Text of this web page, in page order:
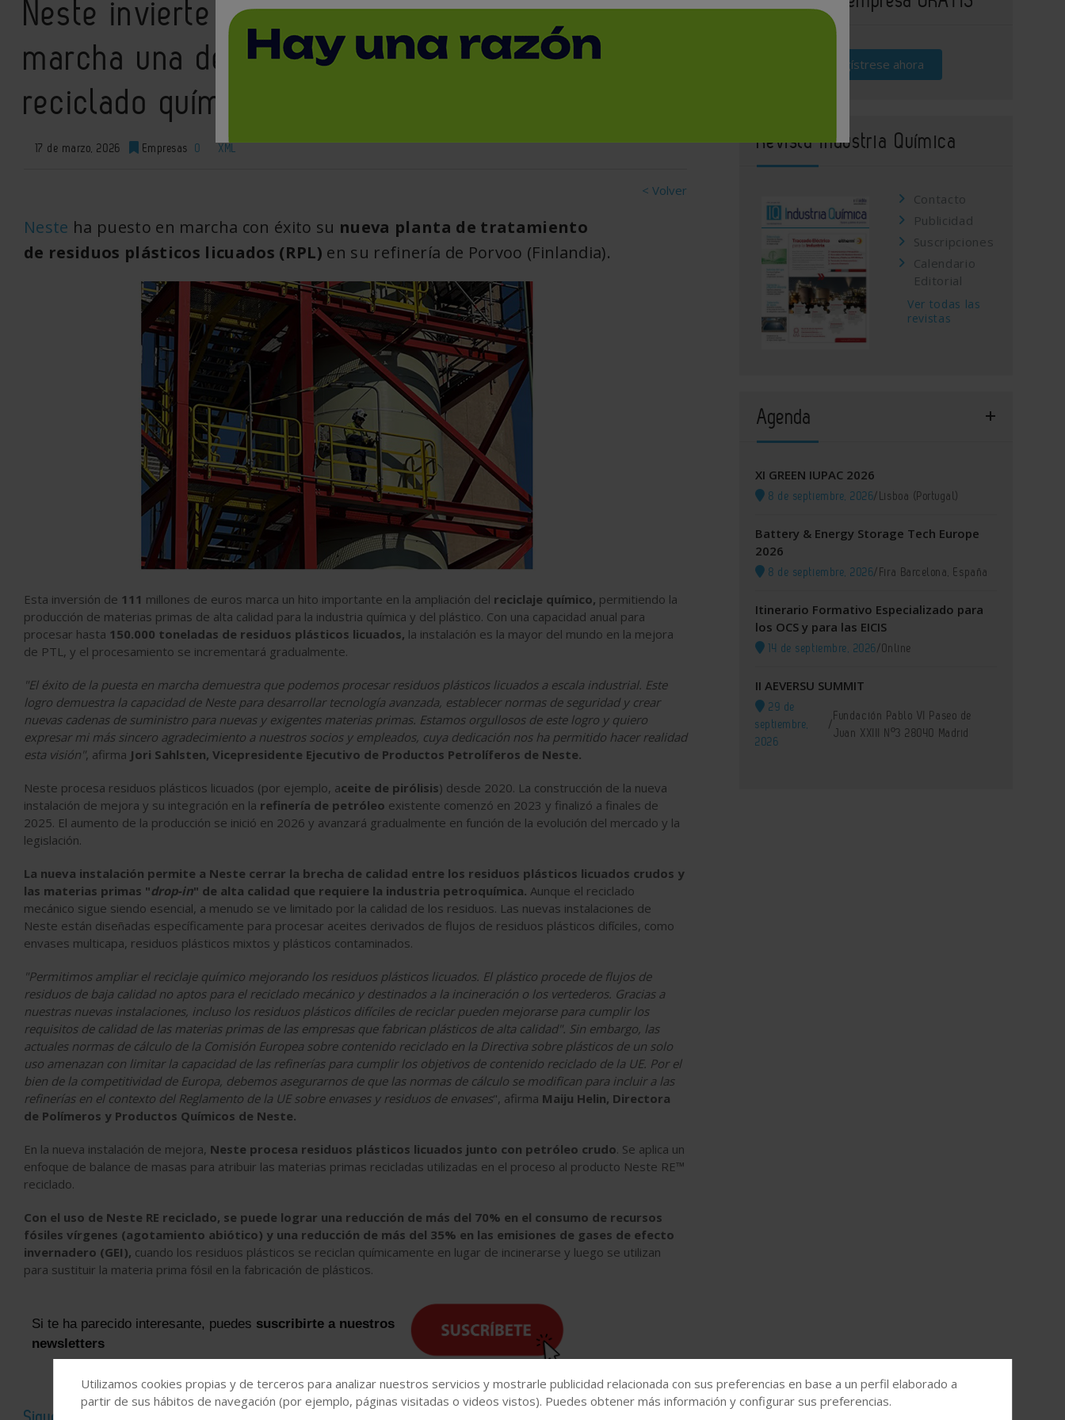
Neste invierte 111 millones para poner en
marcha una de las mayores plantas de
reciclado químico de plásticos del mundo
17 de marzo, 2026 Empresas 0 XML
< Volver
Neste ha puesto en marcha con éxito su nueva planta de tratamiento
de residuos plásticos licuados (RPL) en su refinería de Porvoo (Finlandia).
Esta inversión de 111 millones de euros marca un hito importante en la ampliación del reciclaje químico, permitiendo la
producción de materias primas de alta calidad para la industria química y del plástico. Con una capacidad anual para
procesar hasta 150.000 toneladas de residuos plásticos licuados, la instalación es la mayor del mundo en la mejora
de PTL, y el procesamiento se incrementará gradualmente.
"El éxito de la puesta en marcha demuestra que podemos procesar residuos plásticos licuados a escala industrial. Este
logro demuestra la capacidad de Neste para desarrollar tecnología avanzada, establecer normas de seguridad y crear
nuevas cadenas de suministro para nuevas y exigentes materias primas. Estamos orgullosos de este logro y quiero
expresar mi más sincero agradecimiento a nuestros socios y empleados, cuya dedicación nos ha permitido hacer realidad
esta visión", afirma Jori Sahlsten, Vicepresidente Ejecutivo de Productos Petrolíferos de Neste.
Neste procesa residuos plásticos licuados (por ejemplo, aceite de pirólisis) desde 2020. La construcción de la nueva
instalación de mejora y su integración en la refinería de petróleo existente comenzó en 2023 y finalizó a finales de
2025. El aumento de la producción se inició en 2026 y avanzará gradualmente en función de la evolución del mercado y la
legislación.
La nueva instalación permite a Neste cerrar la brecha de calidad entre los residuos plásticos licuados crudos y
las materias primas "drop-in" de alta calidad que requiere la industria petroquímica. Aunque el reciclado
mecánico sigue siendo esencial, a menudo se ve limitado por la calidad de los residuos. Las nuevas instalaciones de
Neste están diseñadas específicamente para procesar aceites derivados de flujos de residuos plásticos difíciles, como
envases multicapa, residuos plásticos mixtos y plásticos contaminados.
"Permitimos ampliar el reciclaje químico mejorando los residuos plásticos licuados. El plástico procede de flujos de
residuos de baja calidad no aptos para el reciclado mecánico y destinados a la incineración o los vertederos. Gracias a
nuestras nuevas instalaciones, incluso los residuos plásticos difíciles de reciclar pueden mejorarse para cumplir los
requisitos de calidad de las materias primas de las empresas que fabrican plásticos de alta calidad". Sin embargo, las
actuales normas de cálculo de la Comisión Europea sobre contenido reciclado en la Directiva sobre plásticos de un solo
uso amenazan con limitar la capacidad de las refinerías para cumplir los objetivos de contenido reciclado de la UE. Por el
bien de la competitividad de Europa, debemos asegurarnos de que las normas de cálculo se modifican para incluir a las
refinerías en el contexto del Reglamento de la UE sobre envases y residuos de envases", afirma Maiju Helin, Directora
de Polímeros y Productos Químicos de Neste.
En la nueva instalación de mejora, Neste procesa residuos plásticos licuados junto con petróleo crudo. Se aplica un
enfoque de balance de masas para atribuir las materias primas recicladas utilizadas en el proceso al producto Neste RE™
reciclado.
Con el uso de Neste RE reciclado, se puede lograr una reducción de más del 70% en el consumo de recursos
fósiles vírgenes (agotamiento abiótico) y una reducción de más del 35% en las emisiones de gases de efecto
invernadero (GEI), cuando los residuos plásticos se reciclan químicamente en lugar de incinerarse y luego se utilizan
para sustituir la materia prima fósil en la fabricación de plásticos.
Si te ha parecido interesante, puedes suscribirte a nuestros
newsletters
Regístrese ahora
Revista Industria Química
Contacto
Publicidad
Suscripciones
Calendario
Editorial
Ver todas las
revistas
Agenda
XI GREEN IUPAC 2026
8 de septiembre, 2026/Lisboa (Portugal)
Battery & Energy Storage Tech Europe
2026
8 de septiembre, 2026/Fira Barcelona, España
Itinerario Formativo Especializado para
los OCS y para las EICIS
14 de septiembre, 2026/Online
II AEVERSU SUMMIT
29 de
septiembre,
2026
/
Fundación Pablo VI Paseo de
Juan XXIII Nº3 28040 Madrid
Utilizamos cookies propias y de terceros para analizar nuestros servicios y mostrarle publicidad relacionada con sus preferencias en base a un perfil elaborado a
partir de sus hábitos de navegación (por ejemplo, páginas visitadas o videos vistos). Puedes obtener más información y configurar sus preferencias.